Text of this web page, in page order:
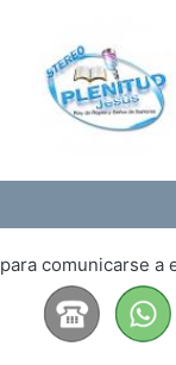
comunicarse a